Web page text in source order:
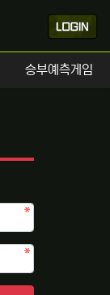
승부예측게임